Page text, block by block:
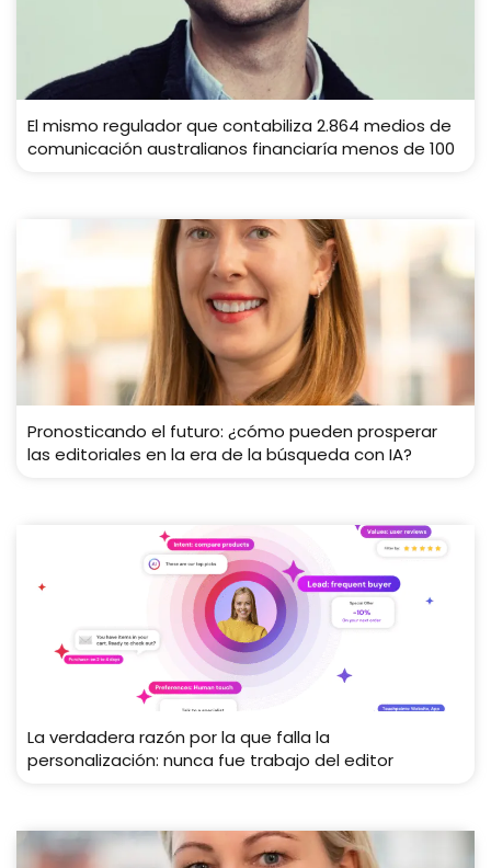
El mismo regulador que contabiliza 2.864 medios de
comunicación australianos financiaría menos de 100
Pronosticando el futuro: ¿cómo pueden prosperar
las editoriales en la era de la búsqueda con IA?
La verdadera razón por la que falla la
personalización: nunca fue trabajo del editor